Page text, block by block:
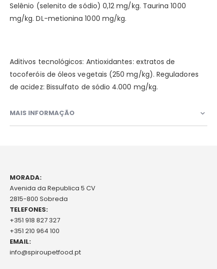
Selênio (selenito de sódio) 0,12 mg/kg. Taurina 1000
mg/kg. DL-metionina 1000 mg/kg.
Aditivos tecnológicos: Antioxidantes: extratos de
tocoferóis de óleos vegetais (250 mg/kg). Reguladores
de acidez: Bissulfato de sódio 4.000 mg/kg.
MAIS INFORMAÇÃO
MORADA:
Avenida da Republica 5 CV
2815-800 Sobreda
TELEFONES:
+351 918 827 327
+351 210 964 100
EMAIL:
info@spiroupetfood.pt